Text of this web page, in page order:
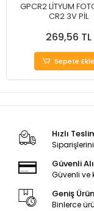
GPCR2 LİTYUM
CR2 3V PİL
269,56 TL
Sepete Ekle
Hızlı
Güvenli
Güvenli ve
Geniş
Binlerce